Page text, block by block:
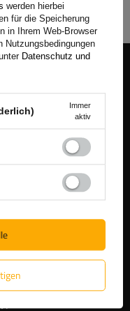
der Website zur Kenntnis genommen habe
werden hierbei
für die Speicherung
in Ihrem Web-Browser
Nutzungsbedingungen
Datenschutz und
Immer
aktiv